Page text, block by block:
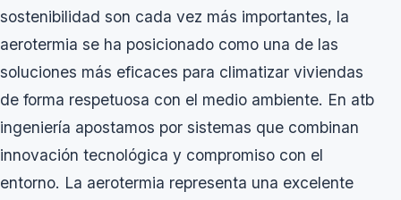
sostenibilidad son cada vez más importantes, la
aerotermia se ha posicionado como una de las
soluciones más eficaces para climatizar viviendas
de forma respetuosa con el medio ambiente. En atb
ingeniería apostamos por sistemas que combinan
innovación tecnológica y compromiso con el
entorno. La aerotermia representa una excelente